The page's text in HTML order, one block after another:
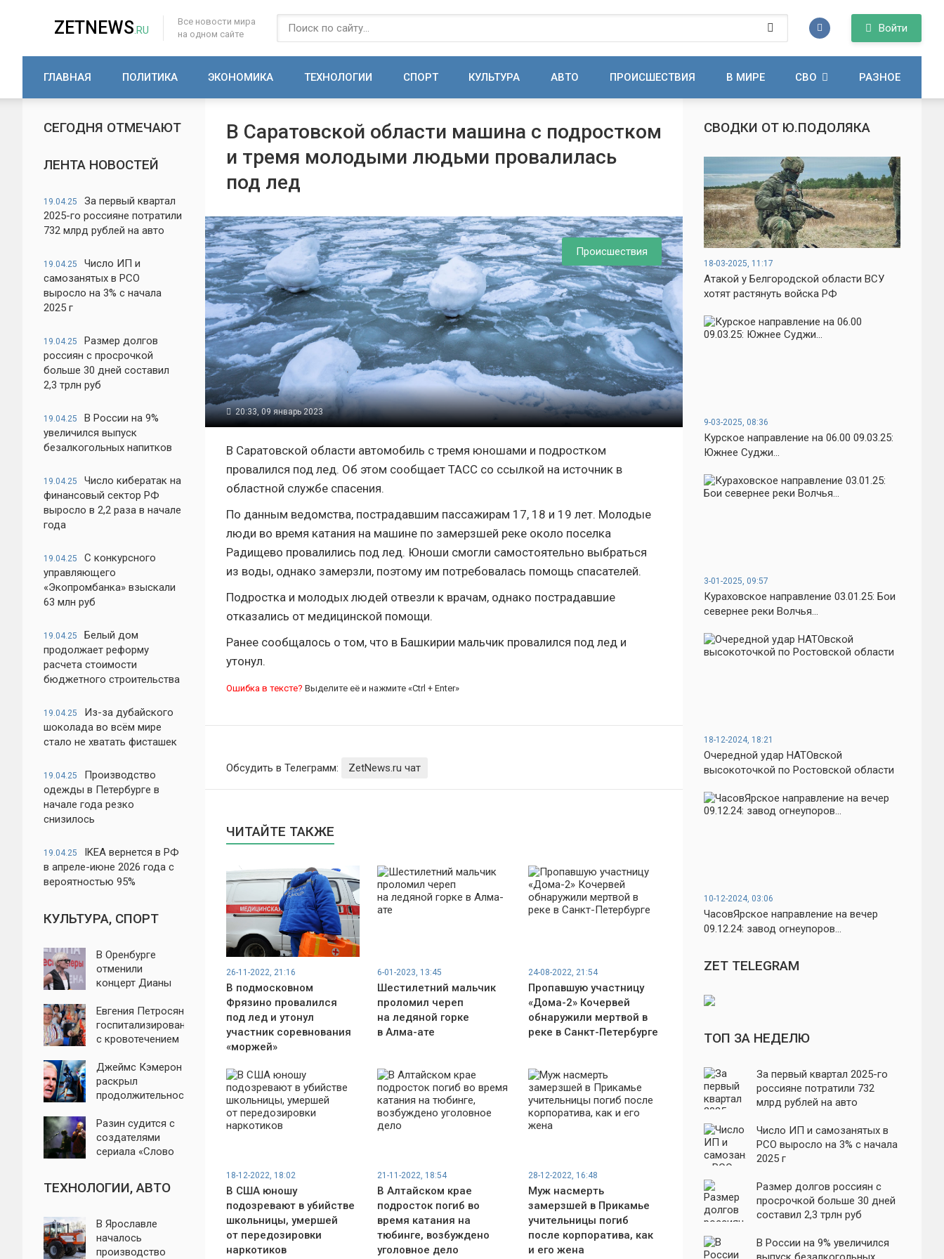
ZETNEWS.RU
Все новости мира
на одном сайте
Войти
ГЛАВНАЯ ПОЛИТИКА ЭКОНОМИКА ТЕХНОЛОГИИ СПОРТ КУЛЬТУРА АВТО ПРОИСШЕСТВИЯ В МИРЕ СВО РАЗНОЕ
СЕГОДНЯ ОТМЕЧАЮТ
ЛЕНТА НОВОСТЕЙ
19.04.25
За первый квартал
2025-го россияне потратили
732 млрд рублей на авто
19.04.25
Число ИП и
самозанятых в РСО
выросло на 3% с начала
2025 г
19.04.25
Размер долгов
россиян с просрочкой
больше 30 дней составил
2,3 трлн руб
19.04.25
В России на 9%
увеличился выпуск
безалкогольных напитков
19.04.25
Число кибератак на
финансовый сектор РФ
выросло в 2,2 раза в начале
года
19.04.25
С конкурсного
управляющего
«Экопромбанка» взыскали
63 млн руб
19.04.25
Белый дом
продолжает реформу
расчета стоимости
бюджетного строительства
19.04.25
Из-за дубайского
шоколада во всём мире
стало не хватать фисташек
19.04.25
Производство
одежды в Петербурге в
начале года резко
снизилось
19.04.25
IKEA вернется в РФ
в апреле-июне 2026 года с
вероятностью 95%
КУЛЬТУРА, СПОРТ
В Оренбурге
отменили
концерт Дианы
жалоб
Евгения Петросян
госпитализирован
с кровотечением
Джеймс Кэмерон
раскрыл
продолжительность
3»
Разин судится с
создателями
сериала «Слово
ТЕХНОЛОГИИ, АВТО
В Ярославле
началось
производство
В Саратовской области машина с подростком
и тремя молодыми людьми провалилась
под лед
Происшествия
20:33, 09 январь 2023
В Саратовской области автомобиль с тремя юношами и подростком
провалился под лед. Об этом сообщает ТАСС со ссылкой на источник в
областной службе спасения.
По данным ведомства, пострадавшим пассажирам 17, 18 и 19 лет. Молодые
люди во время катания на машине по замерзшей реке около поселка
Радищево провалились под лед. Юноши смогли самостоятельно выбраться
из воды, однако замерзли, поэтому им потребовалась помощь спасателей.
Подростка и молодых людей отвезли к врачам, однако пострадавшие
отказались от медицинской помощи.
Ранее сообщалось о том, что в Башкирии мальчик провалился под лед и
утонул.
Ошибка в тексте? Выделите её и нажмите «Ctrl + Enter»
Обсудить в Телеграмм: ZetNews.ru чат
ЧИТАЙТЕ ТАКЖЕ
26-11-2022, 21:16
В подмосковном
Фрязино провалился
под лед и утонул
участник соревнования
«моржей»
6-01-2023, 13:45
Шестилетний мальчик
проломил череп
на ледяной горке
в Алма-ате
24-08-2022, 21:54
Пропавшую участницу
«Дома-2» Кочервей
обнаружили мертвой в
реке в Санкт-Петербурге
18-12-2022, 18:02
В США юношу
подозревают в убийстве
школьницы, умершей
от передозировки
наркотиков
21-11-2022, 18:54
В Алтайском крае
подросток погиб во
время катания на
тюбинге, возбуждено
уголовное дело
28-12-2022, 16:48
Муж насмерть
замерзшей в Прикамье
учительницы погиб
после корпоратива, как
и его жена
СВОДКИ ОТ Ю.ПОДОЛЯКА
18-03-2025, 11:17
Атакой у Белгородской области ВСУ
хотят растянуть войска РФ
9-03-2025, 08:36
Курское направление на 06.00 09.03.25:
Южнее Суджи...
3-01-2025, 09:57
Кураховское направление 03.01.25: Бои
севернее реки Волчья...
18-12-2024, 18:21
Очередной удар НАТОвской
высокоточкой по Ростовской области
10-12-2024, 03:06
ЧасовЯрское направление на вечер
09.12.24: завод огнеупоров...
ZET TELEGRAM
ТОП ЗА НЕДЕЛЮ
За первый квартал 2025-го
россияне потратили 732
млрд рублей на авто
Число ИП и самозанятых в
РСО выросло на 3% с начала
2025 г
Размер долгов россиян с
просрочкой больше 30 дней
составил 2,3 трлн руб
В России на 9% увеличился